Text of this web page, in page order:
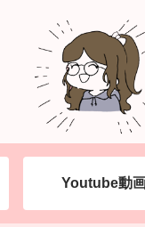
Youtube動